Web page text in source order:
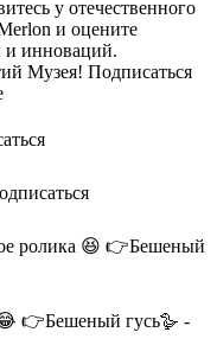
у отечественного
и оцените
и инноваций.
Музея! Подписаться
ролика 😆 👉Бешеный
👉Бешеный гусь🪿 -